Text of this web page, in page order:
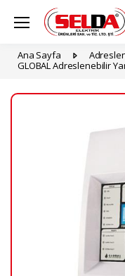
Ana Sayfa
GLOBAL Adreslenebilir